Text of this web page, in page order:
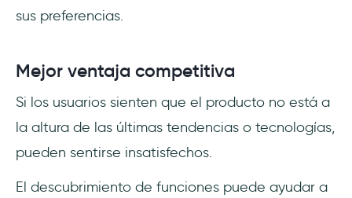
sus preferencias.
Mejor ventaja competitiva
Si los usuarios sienten que el producto no está a
la altura de las últimas tendencias o tecnologías,
pueden sentirse insatisfechos.
El descubrimiento de funciones puede ayudar a